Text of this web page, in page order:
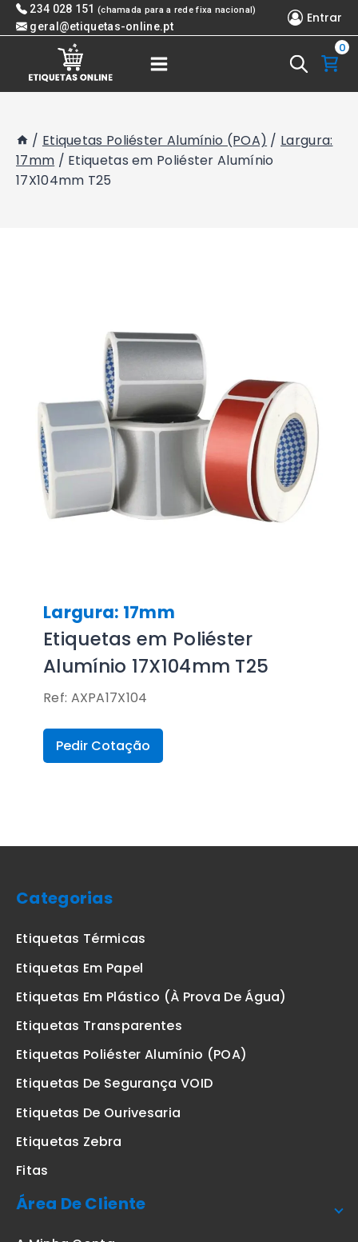
Skip 234 028 151 (chamada para a rede fixa nacional)
geral@etiquetas-online.pt
Entrar
0
/ Etiquetas Poliéster Alumínio (POA) / Largura:
17mm / Etiquetas em Poliéster Alumínio
17X104mm T25
Largura: 17mm
Etiquetas em Poliéster
Alumínio 17X104mm T25
Ref: AXPA17X104
Pedir Cotação
Categorias
Etiquetas Térmicas
Etiquetas Em Papel
Etiquetas Em Plástico (à Prova De Água)
Etiquetas Transparentes
Etiquetas Poliéster Alumínio (POA)
Etiquetas De Segurança VOID
Etiquetas De Ourivesaria
Etiquetas Zebra
Fitas
Área De Cliente